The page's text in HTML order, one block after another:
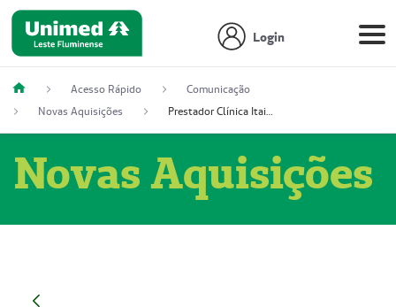
Login
Acesso Rápido
Comunicação
Novas Aquisições
Prestador Clínica Itaipú Ltda (51004348-2)
Novas Aquisições